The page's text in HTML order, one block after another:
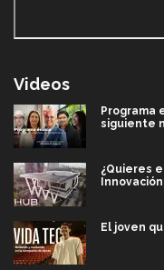
Videos
Programa
siguiente
¿Quieres
El joven